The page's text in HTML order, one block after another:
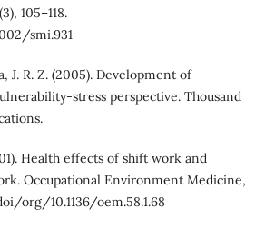
105–118.
smi.931
J. R. Z. (2005). Development of
stress perspective. Thousand
Health effects of shift work and
Occupational Environment Medicine,
org/10.1136/oem.58.1.68